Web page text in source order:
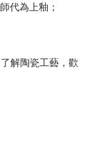
代為上釉；
解陶瓷工藝，歡